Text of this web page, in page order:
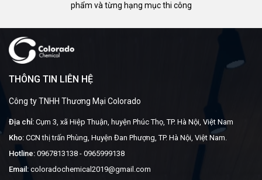
phẩm và từng hạng mục thi công
THÔNG TIN LIÊN HỆ
Công ty TNHH Thương Mại Colorado
Địa chỉ: Cụm 3, xã Hiệp Thuận, huyện Phúc Thọ, TP. Hà Nội, Việt Nam
Kho: CCN thị trấn Phùng, Huyện Đan Phượng, TP. Hà Nội, Việt Nam.
Hotline: 0967813138 - 0965999138
Email: coloradochemical2019@gmail.com